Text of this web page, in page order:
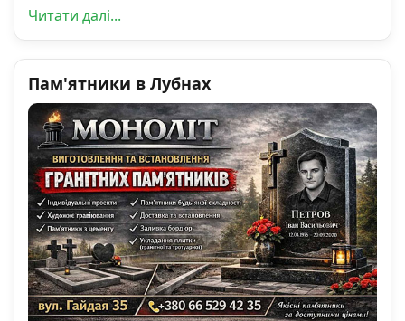
Читати далі...
Пам'ятники в Лубнах